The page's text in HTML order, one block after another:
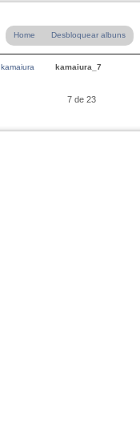
Home Desbloquear albuns
kamaiura kamaiura_7
7 de 23